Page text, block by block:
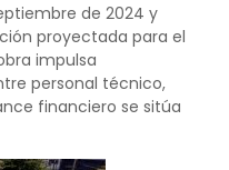
de 2024 y
proyectada para el
impulsa
personal técnico,
financiero se sitúa